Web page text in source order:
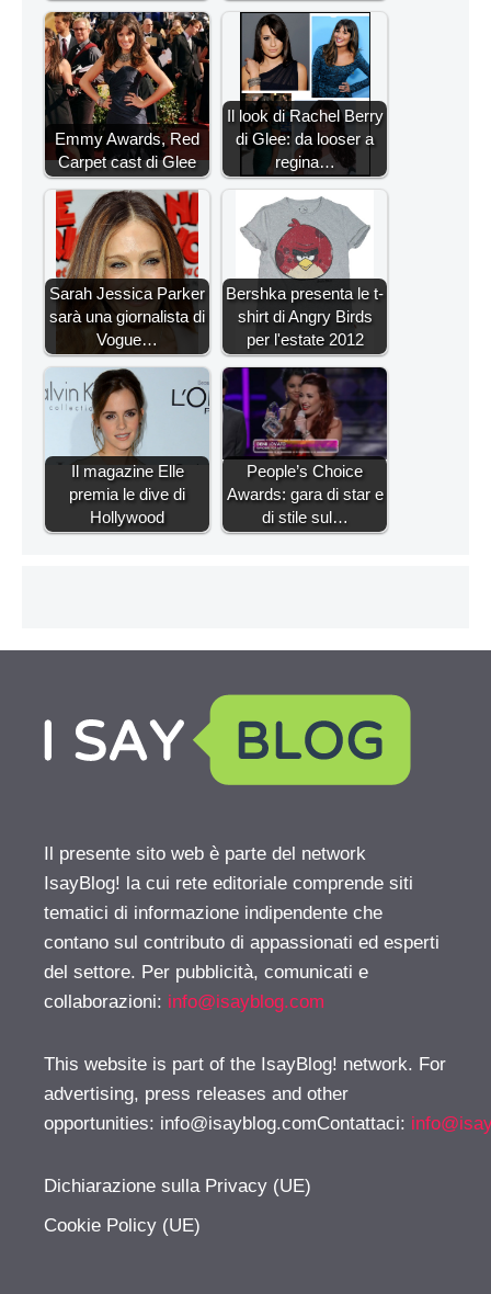
Emmy Awards, Red
Carpet cast di Glee
Il look di Rachel Berry
di Glee: da looser a
regina…
Sarah Jessica Parker
sarà una giornalista di
Vogue…
Bershka presenta le t-
shirt di Angry Birds
per l'estate 2012
Il magazine Elle
premia le dive di
Hollywood
People’s Choice
Awards: gara di star e
di stile sul…
Il presente sito web è parte del network
IsayBlog! la cui rete editoriale comprende siti
tematici di informazione indipendente che
contano sul contributo di appassionati ed esperti
del settore. Per pubblicità, comunicati e
collaborazioni: info@isayblog.com
This website is part of the IsayBlog! network. For
advertising, press releases and other
opportunities: info@isayblog.comContattaci:
Dichiarazione sulla Privacy (UE)
Cookie Policy (UE)